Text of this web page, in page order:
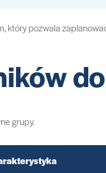
który pozwala
grupy.